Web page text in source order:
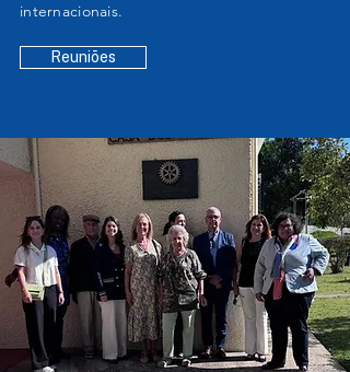
internacionais.
Reuniões